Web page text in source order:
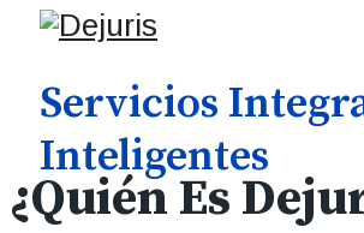
Servicios
Inteligentes
¿Quién Es